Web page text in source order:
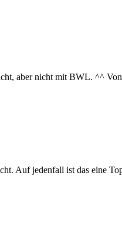
aber nicht mit BWL. ^^
Auf jedenfall ist das eine